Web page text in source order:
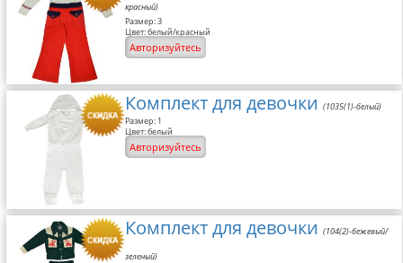
красный)
Размер: 3
Цвет: белый/красный
Авторизуйтесь
Комплект для девочки(1035(1)-белый)
Размер: 1
Цвет: белый
Авторизуйтесь
Комплект для девочки(104(2)-бежевый/
зеленый)